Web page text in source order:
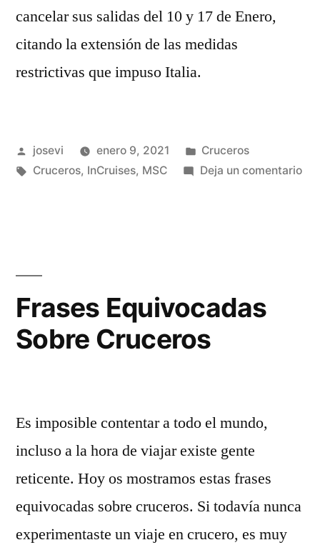
cancelar sus salidas del 10 y 17 de Enero,
citando la extensión de las medidas
restrictivas que impuso Italia.
Publicado
por
josevi enero 9, 2021
Publicado
en
Cruceros
Etiquetas:
Cruceros, InCruises, MSC Deja un comentarioen
Frases Equivocadas
Sobre Cruceros
Es imposible contentar a todo el mundo,
incluso a la hora de viajar existe gente
reticente. Hoy os mostramos estas frases
equivocadas sobre cruceros. Si todavía nunca
experimentaste un viaje en crucero, es muy